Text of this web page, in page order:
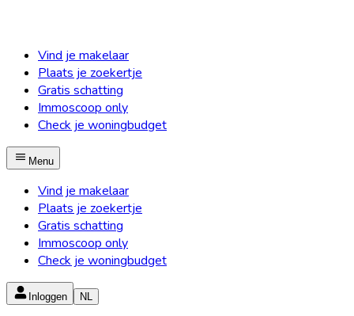
Vind je makelaar
Plaats je zoekertje
Gratis schatting
Immoscoop only
Check je woningbudget
Menu
Vind je makelaar
Plaats je zoekertje
Gratis schatting
Immoscoop only
Check je woningbudget
Inloggen NL